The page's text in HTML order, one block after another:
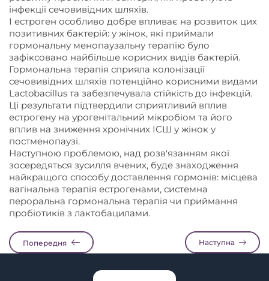
інфекції сечовивідних шляхів.
І естроген особливо добре впливає на розвиток цих
позитивних бактерій: у жінок, які приймали
гормональну менопаузальну терапію було
зафіксовано найбільше корисних видів бактерій.
Гормональна терапія сприяла колонізації
сечовивідних шляхів потенційно корисними видами
Lactobacillus та забезпечувала стійкість до інфекцій.
Ці результати підтвердили сприятливий вплив
естрогену на урогенітальний мікробіом та його
вплив на зниження хронічних ІСШ у жінок у
постменопаузі.
Наступною проблемою, над розв'язанням якої
зосередяться зусилля вчених, буде знаходження
найкращого способу доставлення гормонів: місцева
вагінальна терапія естрогенами, системна
пероральна гормональна терапія чи приймання
пробіотиків з лактобацилами.
Попередня Наступна